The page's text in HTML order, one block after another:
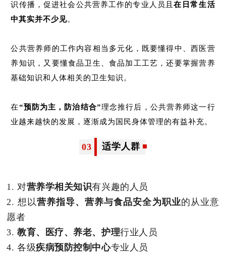
识传播，促进社会公共营养工作的专业人员且在日常生活
中其实并不少见。
公共营养师的工作内容相当多元化，既要懂得中、西医营
养知识，又要懂食品卫生、食品加工工艺，还要掌握营养
基础知识和人体相关的卫生知识。
在“预防为主，防治结合”理念推行后，公共营养师这一行
业越来越快的发展，逐渐成为国民身体管理的有益补充。
03 适学人群
1. 对营养学相关知识有兴趣的人员
2. 想以营养指导、营养与食品安全为职业的从业意
愿者
3.教育、医疗、养老、护理行业人员
4. 各级疾病预防控制中心专业人员